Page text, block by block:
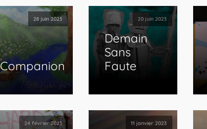
28 juin 2023
Companion
20 juin 2023
Demain
Sans
Faute
24 février 2023 11 janvier 2023